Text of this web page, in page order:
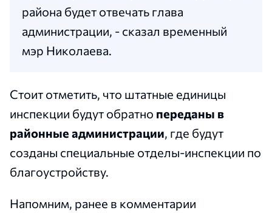
района будет отвечать глава
администрации, - сказал временный
мэр Николаева.
Стоит отметить, что штатные единицы
инспекции будут обратно переданы в
районные администрации, где будут
созданы специальные отделы-инспекции по
благоустройству.
Напомним, ранее в комментарии